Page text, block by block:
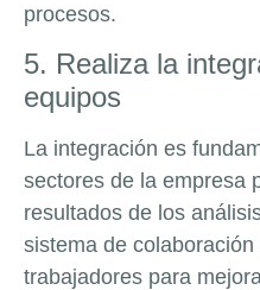
procesos.
5. Realiza la
equipos
La integración es
sectores de la empresa
resultados de los
sistema de
trabajadores para